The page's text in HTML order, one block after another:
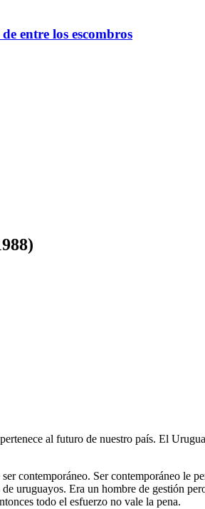
entre los escombros
al futuro de nuestro país. El
Ser contemporáneo le
uruguayos. Era un hombre de gestión
todo el esfuerzo no vale la pena.